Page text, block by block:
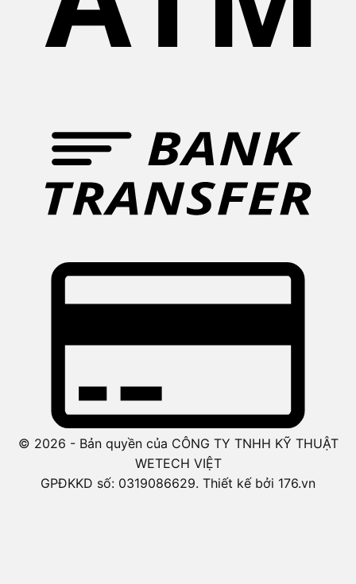
© 2026 - Bản quyền của CÔNG TY TNHH KỸ THUẬT
WETECH VIỆT
GPĐKKD số: 0319086629. Thiết kế bởi 176.vn